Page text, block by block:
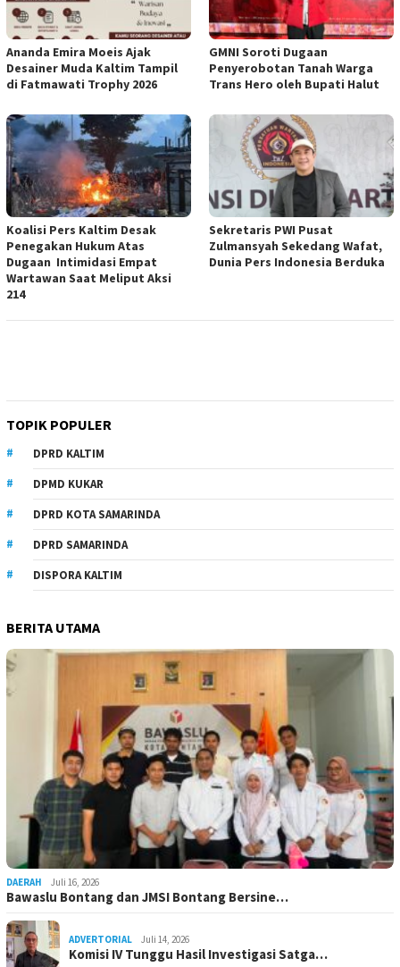
Ananda Emira Moeis Ajak
Desainer Muda Kaltim Tampil
di Fatmawati Trophy 2026
GMNI Soroti Dugaan
Penyerobotan Tanah Warga
Trans Hero oleh Bupati Halut
Koalisi Pers Kaltim Desak
Penegakan Hukum Atas
Dugaan Intimidasi Empat
Wartawan Saat Meliput Aksi
214
Sekretaris PWI Pusat
Zulmansyah Sekedang Wafat,
Dunia Pers Indonesia Berduka
TOPIK POPULER
DPRD KALTIM
DPMD KUKAR
DPRD KOTA SAMARINDA
DPRD SAMARINDA
DISPORA KALTIM
BERITA UTAMA
DAERAH Juli 16, 2026
Bawaslu Bontang dan JMSI Bontang Bersine…
ADVERTORIAL Juli 14, 2026
Komisi IV Tunggu Hasil Investigasi Satga…